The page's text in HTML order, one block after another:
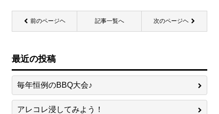
前のページヘ 記事一覧へ 次のページヘ
最近の投稿
毎年恒例のBBQ大会♪
アレコレ浸してみよう！